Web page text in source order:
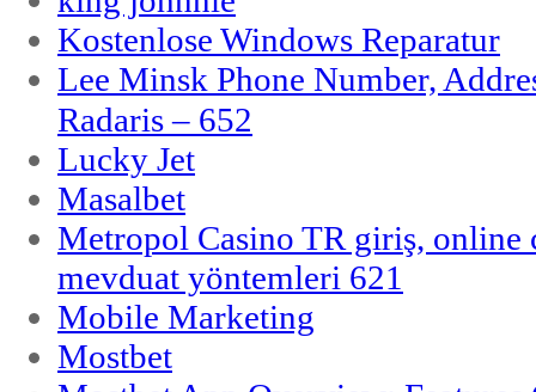
Kostenlose Windows Reparatur
Lee Minsk Phone Number,
Radaris – 652
Lucky Jet
Masalbet
Metropol Casino TR giriş, online
mevduat yöntemleri 621
Mobile Marketing
Mostbet